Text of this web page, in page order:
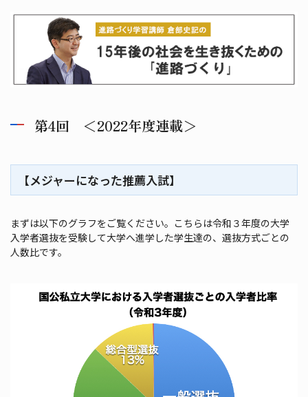
第4回 ＜2022年度連載＞
【メジャーになった推薦入試】
まずは以下のグラフをご覧ください。こちらは令和３年度の大学
入学者選抜を受験して大学へ進学した学生達の、選抜方式ごとの
人数比です。